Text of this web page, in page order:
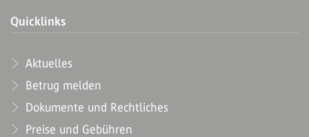
Quicklinks
Aktuelles
Betrug melden
Dokumente und Rechtliches
Preise und Gebühren